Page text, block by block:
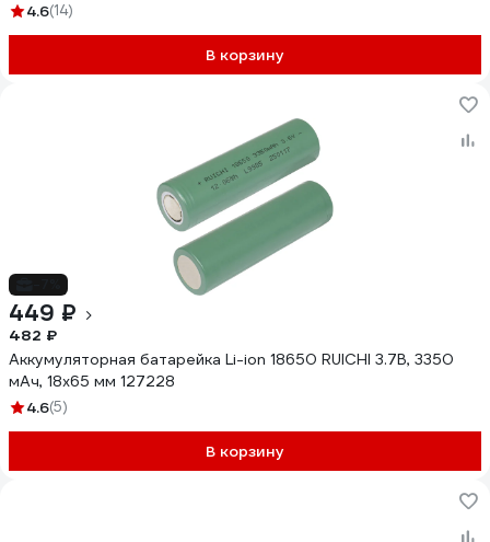
4.6(14)
В корзину
449 ₽
482 ₽
Аккумуляторная батарейка Li-ion 18650 RUICHI 3.7В, 3350
мАч, 18x65 мм 127228
4.6(5)
В корзину